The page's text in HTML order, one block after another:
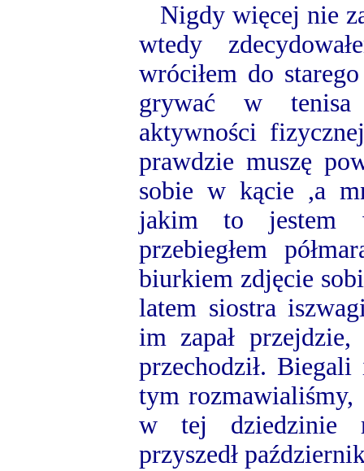
Nigdy więcej nie
wtedy
wróciłem do
grywać w tenisa
aktywności
prawdzie muszę
sobie w kącie ,a
jakim to jestem
przebiegłem
biurkiem zdjęcie
latem siostra
im zapał
przechodził.
tym
w tej dziedzinie
przyszedł